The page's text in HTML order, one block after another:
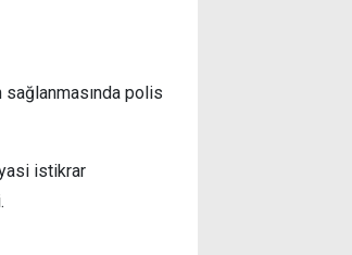
sağlanmasında polis
istikrar